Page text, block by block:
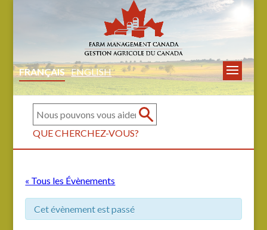
FRANÇAIS ENGLISH
QUE CHERCHEZ-VOUS?
« Tous les Évènements
Cet évènement est passé